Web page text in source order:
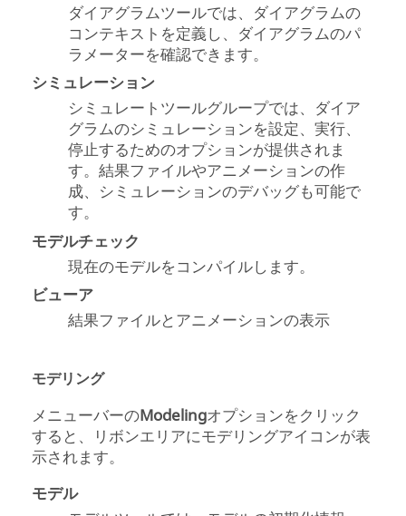
ダイアグラムツールでは、ダイアグラムの
コンテキストを定義し、ダイアグラムのパ
ラメーターを確認できます。
シミュレーション
シミュレートツールグループでは、ダイア
グラムのシミュレーションを設定、実行、
停止するためのオプションが提供されま
す。結果ファイルやアニメーションの作
成、シミュレーションのデバッグも可能で
す。
モデルチェック
現在のモデルをコンパイルします。
ビューア
結果ファイルとアニメーションの表示
モデリング
メニューバーのModelingオプションをクリック
すると、リボンエリアにモデリングアイコンが表
示されます。
モデル